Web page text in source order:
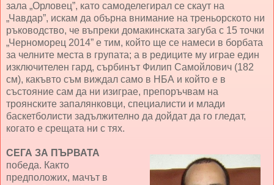
зала „Орловец”, като самоделегирал се скаут на
„Чавдар”, искам да обърна внимание на треньорското ни
ръководство, че въпреки домакинската загуба с 15 точки
„Черноморец 2014” е тим, който ще се намеси в борбата
за челните места в групата; а в редиците му играе един
изключителен гард, сърбинът Филип Самойлович (182
см), какъвто съм виждал само в НБА и който е в
състояние сам да ни изиграе, препоръчвам на
троянските запалянковци, специалисти и млади
баскетболисти задължително да дойдат да го гледат,
когато е срещата ни с тях.
СЕГА ЗА ПЪРВАТА
победа. Както
предположих, мачът в